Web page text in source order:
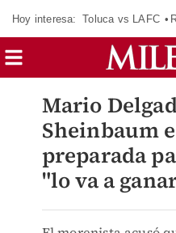
Hoy interesa: Toluca vs LAFC
Mario
Sheinbaum
preparada
"lo va a